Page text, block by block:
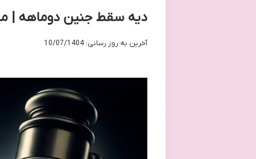
دیه سقط جنین دوماهه |
آخرین به روز رسانی: 10/07/1404